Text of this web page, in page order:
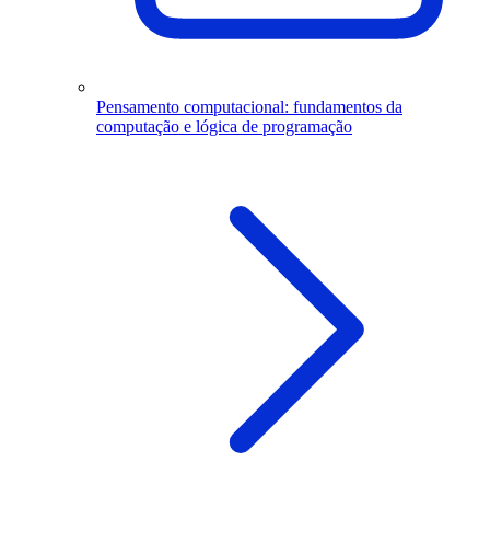
Pensamento computacional: fundamentos da
computação e lógica de programação